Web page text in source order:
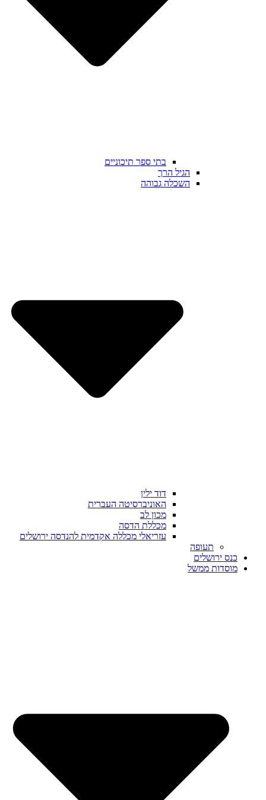
בתי ספר תיכוניים
הגיל הרך
השכלה גבוהה
דוד ילין
האוניברסיטה העברית
מכון לב
מכללת הדסה
עזריאלי מכללה אקדמית להנדסה ירושלים
תעופה
כנס ירושלים
מוסדות ממשל